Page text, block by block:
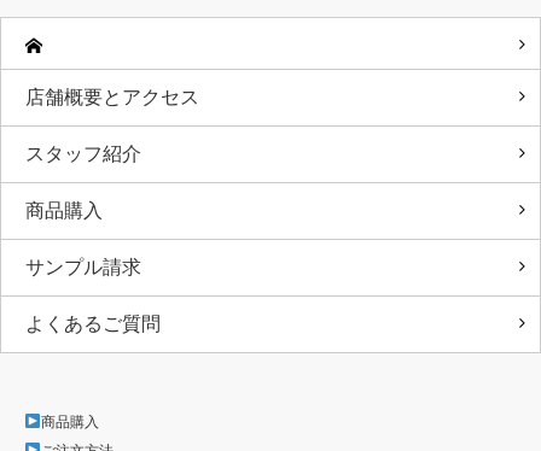
店舗概要とアクセス
スタッフ紹介
商品購入
サンプル請求
よくあるご質問
商品購入